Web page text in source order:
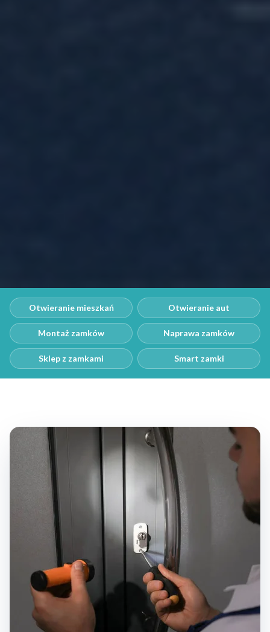
Otwieranie mieszkań Otwieranie aut
Montaż zamków Naprawa zamków
Sklep z zamkami Smart zamki